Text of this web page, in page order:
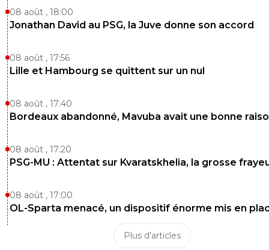
08 août , 18:00
Jonathan David au PSG, la Juve donne son accord
08 août , 17:56
Lille et Hambourg se quittent sur un nul
08 août , 17:40
Bordeaux abandonné, Mavuba avait une bonne
08 août , 17:20
PSG-MU : Attentat sur Kvaratskhelia, la grosse
08 août , 17:00
OL-Sparta menacé, un dispositif énorme mis en
Plus d'articles